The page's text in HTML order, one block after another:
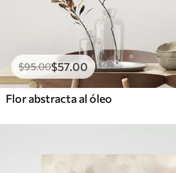
$95.00$57.00
Flor abstracta al óleo